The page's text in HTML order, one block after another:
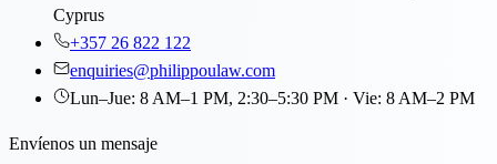
Cyprus
+357 26 822 122
enquiries@philippoulaw.com
Lun–Jue: 8 AM–1 PM, 2:30–5:30 PM · Vie: 8 AM–2 PM
Envíenos un mensaje